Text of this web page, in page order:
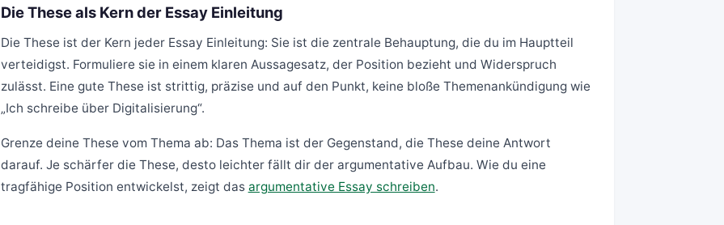
Die These als Kern der Essay Einleitung
Die These ist der Kern jeder Essay Einleitung: Sie ist die zentrale Behauptung, die du im Hauptteil
verteidigst. Formuliere sie in einem klaren Aussagesatz, der Position bezieht und Widerspruch
zulässt. Eine gute These ist strittig, präzise und auf den Punkt, keine bloße Themenankündigung wie
„Ich schreibe über Digitalisierung“.
Grenze deine These vom Thema ab: Das Thema ist der Gegenstand, die These deine Antwort
darauf. Je schärfer die These, desto leichter fällt dir der argumentative Aufbau. Wie du eine
tragfähige Position entwickelst, zeigt das argumentative Essay schreiben.